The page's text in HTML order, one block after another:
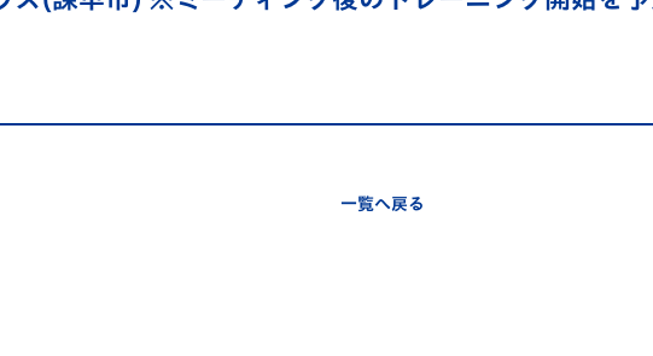
位表
ォトギャラリー
セス
プレイヤーズスイート
一覧へ戻る